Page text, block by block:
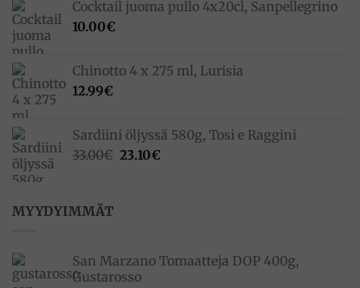
Cocktail juoma pullo 4x20cl, Sanpellegrino
10.00€
Chinotto 4 x 275 ml, Lurisia
12.99€
Sardiini öljyssä 580g, Tosi e Raggini
33.00€ Alkuperäinen
23.10€Nykyinen
MYYDYIMMÄT
San Marzano Tomaatteja DOP 400g,
Gustarosso